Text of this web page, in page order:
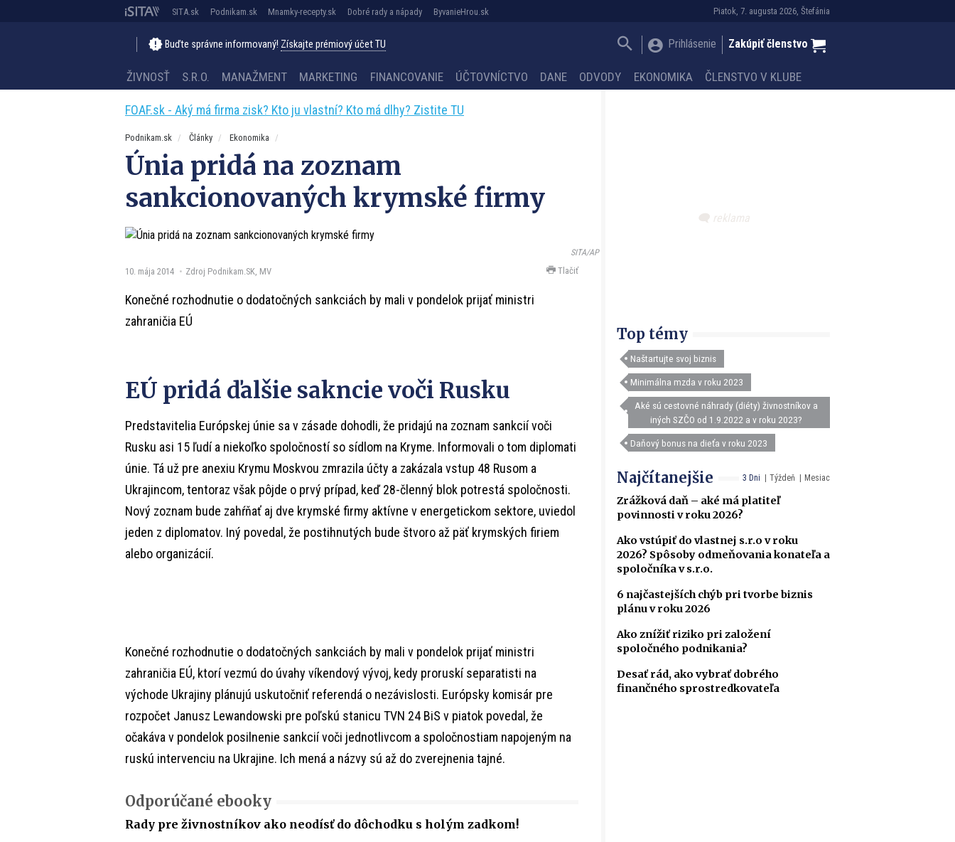
Piatok, 7. augusta 2026, Štefánia
SITA.sk Podnikam.sk Mnamky-recepty.sk Dobré rady a nápady ByvanieHrou.sk
Buďte správne informovaný! Získajte prémiový účet TU Prihlásenie Zakúpiť členstvo
ŽIVNOSŤ S.R.O. MANAŽMENT MARKETING FINANCOVANIE ÚČTOVNÍCTVO DANE ODVODY EKONOMIKA ČLENSTVO V KLUBE
FOAF.sk - Aký má firma zisk? Kto ju vlastní? Kto má dlhy? Zistite TU
Podnikam.sk Články Ekonomika
Únia pridá na zoznam
sankcionovaných krymské firmy
SITA/AP
10. mája 2014 Zdroj Podnikam.SK, MV Tlačiť
Konečné rozhodnutie o dodatočných sankciách by mali v pondelok prijať ministri
zahraničia EÚ
EÚ pridá ďalšie sakncie voči Rusku
Predstavitelia Európskej únie sa v zásade dohodli, že pridajú na zoznam sankcií voči
Rusku asi 15 ľudí a niekoľko spoločností so sídlom na Kryme. Informovali o tom diplomati
únie. Tá už pre anexiu Krymu Moskvou zmrazila účty a zakázala vstup 48 Rusom a
Ukrajincom, tentoraz však pôjde o prvý prípad, keď 28-členný blok potrestá spoločnosti.
Nový zoznam bude zahŕňať aj dve krymské firmy aktívne v energetickom sektore, uviedol
jeden z diplomatov. Iný povedal, že postihnutých bude štvoro až päť krymských firiem
alebo organizácií.
Konečné rozhodnutie o dodatočných sankciách by mali v pondelok prijať ministri
zahraničia EÚ, ktorí vezmú do úvahy víkendový vývoj, kedy proruskí separatisti na
východe Ukrajiny plánujú uskutočniť referendá o nezávislosti. Európsky komisár pre
rozpočet Janusz Lewandowski pre poľskú stanicu TVN 24 BiS v piatok povedal, že
očakáva v pondelok posilnenie sankcií voči jednotlivcom a spoločnostiam napojeným na
ruskú intervenciu na Ukrajine. Ich mená a názvy sú až do zverejnenia tajné.
Odporúčané ebooky
Rady pre živnostníkov ako neodísť do dôchodku s holým zadkom!
Top témy
Naštartujte svoj biznis
Minimálna mzda v roku 2023
Aké sú cestovné náhrady (diéty) živnostníkov a
iných SZČO od 1.9.2022 a v roku 2023?
Daňový bonus na dieťa v roku 2023
3 Dni Týždeň Mesiac
Najčítanejšie
Zrážková daň – aké má platiteľ
povinnosti v roku 2026?
Ako vstúpiť do vlastnej s.r.o v roku
2026? Spôsoby odmeňovania konateľa a
spoločníka v s.r.o.
6 najčastejších chýb pri tvorbe biznis
plánu v roku 2026
Ako znížiť riziko pri založení
spoločného podnikania?
Desať rád, ako vybrať dobrého
finančného sprostredkovateľa